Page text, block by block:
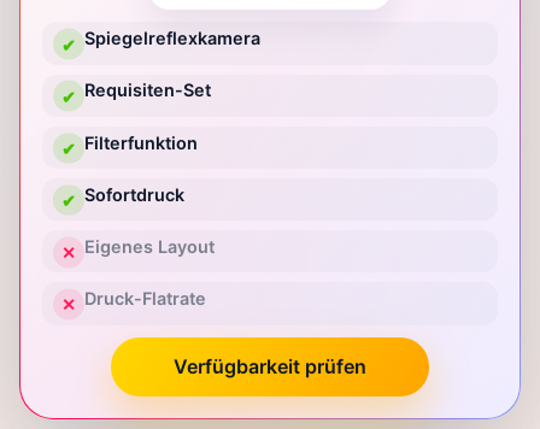
✔ Spiegelreflexkamera
✔ Requisiten-Set
✔ Filterfunktion
✔ Sofortdruck
✕ Eigenes Layout
✕ Druck-Flatrate
Verfügbarkeit prüfen